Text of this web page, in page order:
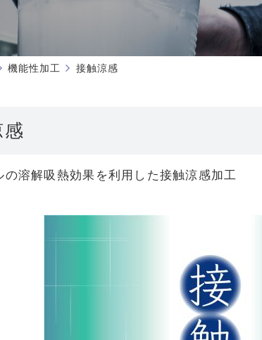
機能性加工 接触涼感
の溶解吸熱効果を利用した接触涼感加工